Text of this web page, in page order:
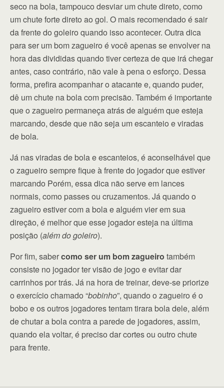
seco na bola, tampouco desviar um chute direto, como
um chute forte direto ao gol. O mais recomendado é sair
da frente do goleiro quando isso acontecer. Outra dica
para ser um bom zagueiro é você apenas se envolver na
hora das divididas quando tiver certeza de que irá chegar
antes, caso contrário, não vale à pena o esforço. Dessa
forma, prefira acompanhar o atacante e, quando puder,
dê um chute na bola com precisão. Também é importante
que o zagueiro permaneça atrás de alguém que esteja
marcando, desde que não seja um escanteio e viradas
de bola.
Já nas viradas de bola e escanteios, é aconselhável que
o zagueiro sempre fique à frente do jogador que estiver
marcando Porém, essa dica não serve em lances
normais, como passes ou cruzamentos. Já quando o
zagueiro estiver com a bola e alguém vier em sua
direção, é melhor que esse jogador esteja na última
posição (além do goleiro).
Por fim, sabercomo ser um bom zagueiro também
consiste no jogador ter visão de jogo e evitar dar
carrinhos por trás. Já na hora de treinar, deve-se priorize
o exercício chamado “bobinho”, quando o zagueiro é o
bobo e os outros jogadores tentam tirara bola dele, além
de chutar a bola contra a parede de jogadores, assim,
quando ela voltar, é preciso dar cortes ou outro chute
para frente.